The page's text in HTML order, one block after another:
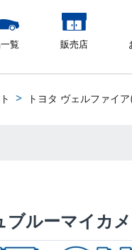
覧 販売店
トヨタ ヴェルファイ
ブルーマイカ